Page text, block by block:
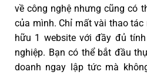
về công nghệ nhưng cũng có
của mình. Chỉ mất vài thao
hữu 1 website với đầy đủ
nghiệp. Bạn có thể bắt đầu
doanh ngay lập tức mà